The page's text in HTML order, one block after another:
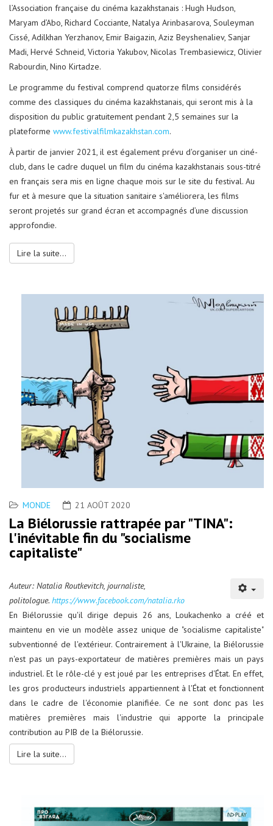
l’Association française du cinéma kazakhstanais : Hugh Hudson,
Maryam d’Abo, Richard Cocciante, Natalya Arinbasarova, Souleyman
Cissé, Adilkhan Yerzhanov, Emir Baigazin, Aziz Beyshenaliev, Sanjar
Madi, Hervé Schneid, Victoria Yakubov, Nicolas Trembasiewicz, Olivier
Rabourdin, Nino Kirtadze.
Le programme du festival comprend quatorze films considérés
comme des classiques du cinéma kazakhstanais, qui seront mis à la
disposition du public gratuitement pendant 2,5 semaines sur la
plateforme www.festivalfilmkazakhstan.com.
À partir de janvier 2021, il est également prévu d'organiser un ciné-
club, dans le cadre duquel un film du cinéma kazakhstanais sous-titré
en français sera mis en ligne chaque mois sur le site du festival. Au
fur et à mesure que la situation sanitaire s'améliorera, les films
seront projetés sur grand écran et accompagnés d’une discussion
approfondie.
Lire la suite...
MONDE 21 AOÛT 2020
La Biélorussie rattrapée par "TINA":
l'inévitable fin du "socialisme
capitaliste"
Auteur: Natalia Routkevitch, journaliste,
politologue. https://www.facebook.com/natalia.rko
En Biélorussie qu'il dirige depuis 26 ans, Loukachenko a créé et
maintenu en vie un modèle assez unique de "socialisme capitaliste"
subventionné de l'extérieur. Contrairement à l'Ukraine, la Biélorussie
n'est pas un pays-exportateur de matières premières mais un pays
industriel. Et le rôle-clé y est joué par les entreprises d'État. En effet,
les gros producteurs industriels appartiennent à l'État et fonctionnent
dans le cadre de l'économie planifiée. Ce ne sont donc pas les
matières premières mais l'industrie qui apporte la principale
contribution au PIB de la Biélorussie.
Lire la suite...